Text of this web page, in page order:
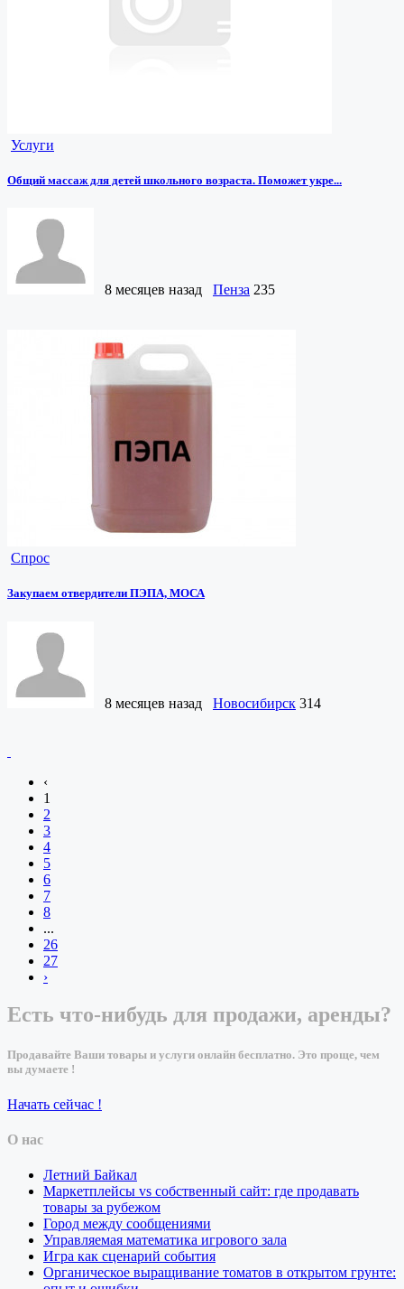
Услуги
Общий массаж для детей школьного возраста. Поможет укре...
8 месяцев назад Пенза 235
Спрос
Закупаем отвердители ПЭПА, МОСА
8 месяцев назад Новосибирск 314
‹
1
2
3
4
5
6
7
8
...
26
27
›
Есть что-нибудь для продажи, аренды?
Продавайте Ваши товары и услуги онлайн бесплатно. Это проще, чем
вы думаете !
Начать сейчас !
О нас
Летний Байкал
Маркетплейсы vs собственный сайт: где продавать
товары за рубежом
Город между сообщениями
Управляемая математика игрового зала
Игра как сценарий события
Органическое выращивание томатов в открытом грунте: